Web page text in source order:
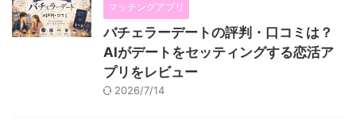
マッチングアプリ
バチェラーデートの評判・口コミは？
AIがデートをセッティングする恋活ア
プリをレビュー
2026/7/14